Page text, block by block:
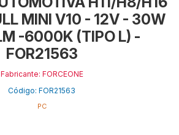
MINI V10 - 12V - 30W
-6000K (TIPO L) -
FOR21563
Fabricante: FORCEONE
Código: FOR21563
PC